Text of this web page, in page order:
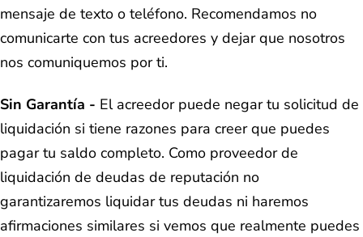
mensaje de texto o teléfono. Recomendamos no
comunicarte con tus acreedores y dejar que nosotros
nos comuniquemos por ti.
Sin Garantía - El acreedor puede negar tu solicitud de
liquidación si tiene razones para creer que puedes
pagar tu saldo completo. Como proveedor de
liquidación de deudas de reputación no
garantizaremos liquidar tus deudas ni haremos
afirmaciones similares si vemos que realmente puedes